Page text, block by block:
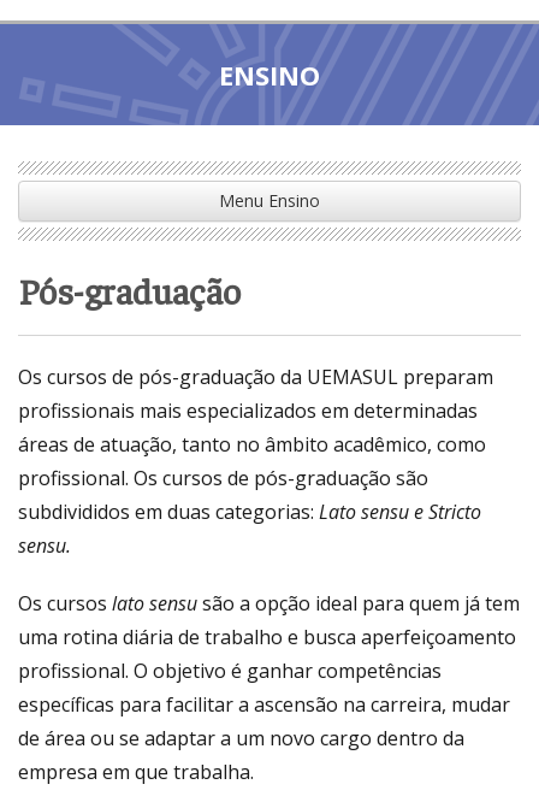
ENSINO
Menu Ensino
Pós-graduação
Os cursos de pós-graduação da UEMASUL preparam
profissionais mais especializados em determinadas
áreas de atuação, tanto no âmbito acadêmico, como
profissional. Os cursos de pós-graduação são
subdivididos em duas categorias: Lato sensu e Stricto
sensu.
Os cursos lato sensusão a opção ideal para quem já tem
uma rotina diária de trabalho e busca aperfeiçoamento
profissional. O objetivo é ganhar competências
específicas para facilitar a ascensão na carreira, mudar
de área ou se adaptar a um novo cargo dentro da
empresa em que trabalha.